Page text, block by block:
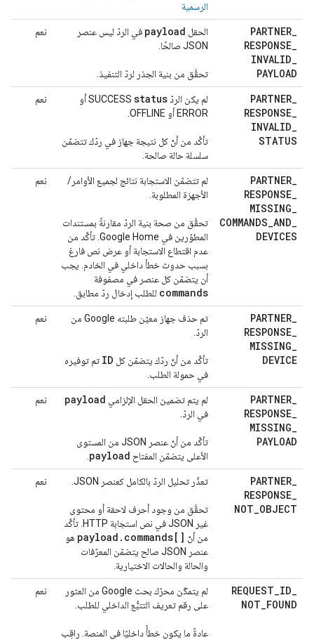
الرسمية
PARTNER_
RESPONSE_
INVALID_
PAYLOAD
الحقل payload في الردّ ليس عنصر
JSON صالحًا.
تحقَّق من بنية الجذر لردّ التنفيذ.
نعم
PARTNER_
RESPONSE_
INVALID_
STATUS
لم يكن الردّ status
SUCCESS أو
ERROR أو OFFLINE.
تأكَّد من أنّ كل نتيجة جهاز في ردّك تتضمّن
سلسلة حالة صالحة.
نعم
PARTNER_
RESPONSE_
MISSING_
COMMANDS_AND_
DEVICES
لم تتضمّن الاستجابة نتائج لجميع الأوامر/
الأجهزة المطلوبة.
تحقَّق من صحة بنية الردّ مقارنةً بمستندات
المطوّرين في Google Home. تأكَّد من
عدم اقتطاع الاستجابة أو عرض نص فارغ
بسبب حدوث خطأ داخلي في الخادم. يجب
أن يتضمّن كل عنصر في مصفوفة
commands للطلب إدخال ردّ مطابق.
نعم
PARTNER_
RESPONSE_
MISSING_
DEVICE
تم حذف جهاز معيّن طلبته Google من
الردّ.
تأكَّد من أنّ ردّك يتضمّن كل ID تم توفيره
في حمولة الطلب.
نعم
PARTNER_
RESPONSE_
MISSING_
PAYLOAD
لم يتم تضمين الحقل الإلزامي payload
في الردّ.
تأكَّد من أنّ عنصر JSON من المستوى
الأعلى يتضمّن المفتاح payload
نعم
PARTNER_
RESPONSE_
NOT_OBJECT
تعذّر تحليل الردّ بالكامل كعنصر JSON.
تحقَّق من وجود أحرف لاحقة أو محتوى
غير JSON في نص استجابة HTTP. تأكَّد
من أنّ
payload . commands[]
هو
عنصر JSON صالح يتضمّن المعرّفات
والحالة والحالات الاختيارية.
نعم
REQUEST_ID_
NOT_FOUND
لم يتمكّن محرّك بحث Google من العثور
على رقم تعريف التتبُّع الداخلي للطلب.
عادةً ما يكون خطأً داخليًا في المنصة. راقِب
نعم